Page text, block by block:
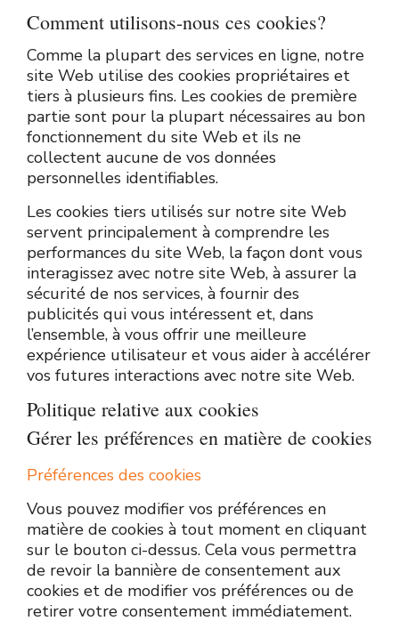
Comment utilisons-nous ces cookies?
Comme la plupart des services en ligne, notre
site Web utilise des cookies propriétaires et
tiers à plusieurs fins. Les cookies de première
partie sont pour la plupart nécessaires au bon
fonctionnement du site Web et ils ne
collectent aucune de vos données
personnelles identifiables.
Les cookies tiers utilisés sur notre site Web
servent principalement à comprendre les
performances du site Web, la façon dont vous
interagissez avec notre site Web, à assurer la
sécurité de nos services, à fournir des
publicités qui vous intéressent et, dans
l’ensemble, à vous offrir une meilleure
expérience utilisateur et vous aider à accélérer
vos futures interactions avec notre site Web.
Politique relative aux cookies
Gérer les préférences en matière de cookies
Préférences des cookies
Vous pouvez modifier vos préférences en
matière de cookies à tout moment en cliquant
sur le bouton ci-dessus. Cela vous permettra
de revoir la bannière de consentement aux
cookies et de modifier vos préférences ou de
retirer votre consentement immédiatement.